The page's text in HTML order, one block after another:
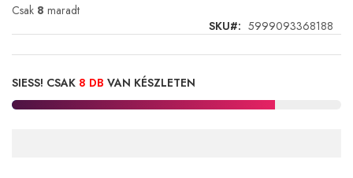
Csak 8 maradt
SKU
5999093368188
SIESS! CSAK 8 DB VAN KÉSZLETEN